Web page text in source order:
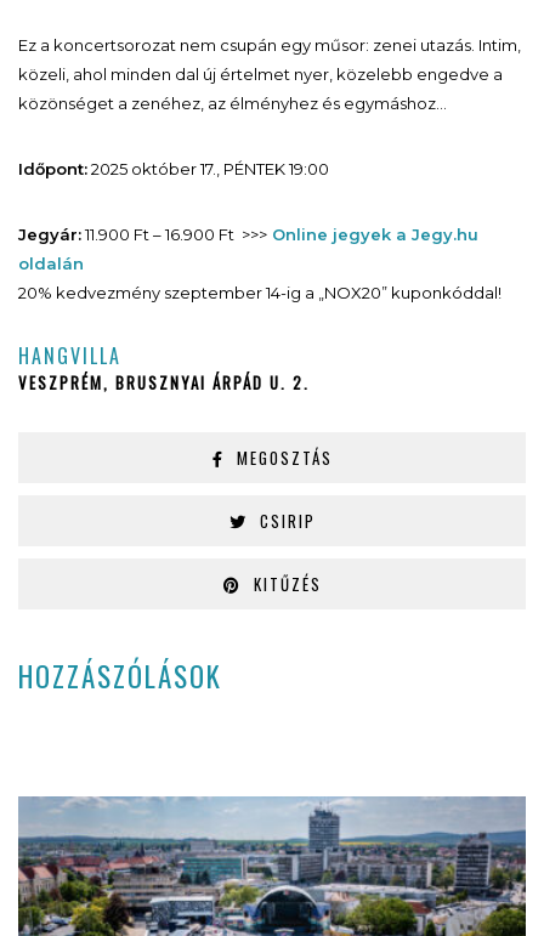
Ez a koncertsorozat nem csupán egy műsor: zenei utazás. Intim,
közeli, ahol minden dal új értelmet nyer, közelebb engedve a
közönséget a zenéhez, az élményhez és egymáshoz…
Időpont:2025 október 17., PÉNTEK 19:00
Jegyár:11.900 Ft – 16.900 Ft >>> Online jegyek a Jegy.hu
oldalán
20% kedvezmény szeptember 14-ig a „NOX20” kuponkóddal!
HANGVILLA
VESZPRÉM, BRUSZNYAI ÁRPÁD U. 2.
MEGOSZTÁS
CSIRIP
KITŰZÉS
HOZZÁSZÓLÁSOK